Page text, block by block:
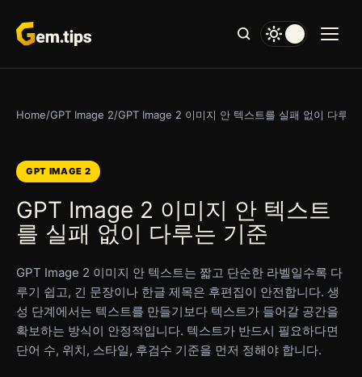
문
로
뛰
Home/GPT Image 2/GPT Image 2 이미지 안 텍스트를 실패 없이 다루는
GPT IMAGE 2
GPT Image 2 이미지 안 텍스트
를 실패 없이 다루는 기준
GPT Image 2 이미지 안 텍스트는 짧고 단순한 라벨일수록 다
루기 쉽고, 긴 문장이나 한글 제목은 후편집이 안전합니다. 생
성 단계에서는 텍스트를 만들기보다 텍스트가 들어갈 공간을
확보하는 방식이 안정적입니다. 텍스트가 반드시 필요하다면
단어 수, 위치, 스타일, 후검수 기준을 먼저 정해야 합니다.